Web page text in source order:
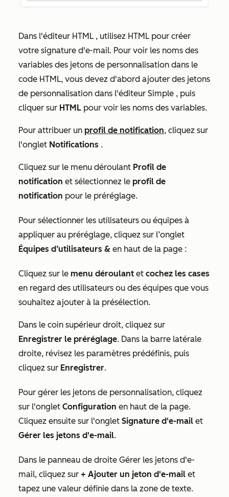
Dans l'éditeur HTML , utilisez HTML pour créer
votre signature d'e-mail. Pour voir les noms des
variables des jetons de personnalisation dans le
code HTML, vous devez d'abord ajouter des jetons
de personnalisation dans l'éditeur Simple , puis
cliquer sur HTML pour voir les noms des variables.
Pour attribuer un profil de notification, cliquez sur
l'onglet Notifications .
Cliquez sur le menu déroulant Profil de
notification et sélectionnez le profil de
notification pour le préréglage.
Pour sélectionner les utilisateurs ou équipes à
appliquer au préréglage, cliquez sur l’onglet
Équipes d’utilisateurs & en haut de la page :
Cliquez sur le menu déroulant et cochez les cases
en regard des utilisateurs ou des équipes que vous
souhaitez ajouter à la présélection.
Dans le coin supérieur droit, cliquez sur
Enregistrer le préréglage. Dans la barre latérale
droite, révisez les paramètres prédéfinis, puis
cliquez sur Enregistrer.
Pour gérer les jetons de personnalisation, cliquez
sur l'onglet Configuration en haut de la page.
Cliquez ensuite sur l'onglet Signature d'e-mail et
Gérer les jetons d'e-mail.
Dans le panneau de droite Gérer les jetons d'e-
mail, cliquez sur + Ajouter un jeton d'e-mail et
tapez une valeur définie dans la zone de texte.